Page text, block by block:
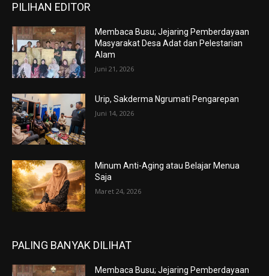
PILIHAN EDITOR
Membaca Busu; Jejaring Pemberdayaan
Masyarakat Desa Adat dan Pelestarian
Alam
Juni 21, 2026
Urip, Sakderma Ngrumati Pengarepan
Juni 14, 2026
Minum Anti-Aging atau Belajar Menua
Saja
Maret 24, 2026
PALING BANYAK DILIHAT
Membaca Busu; Jejaring Pemberdayaan